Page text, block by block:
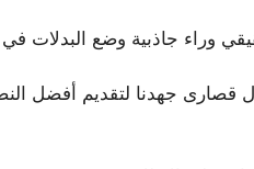
وراء جاذبية وضع البدلات في